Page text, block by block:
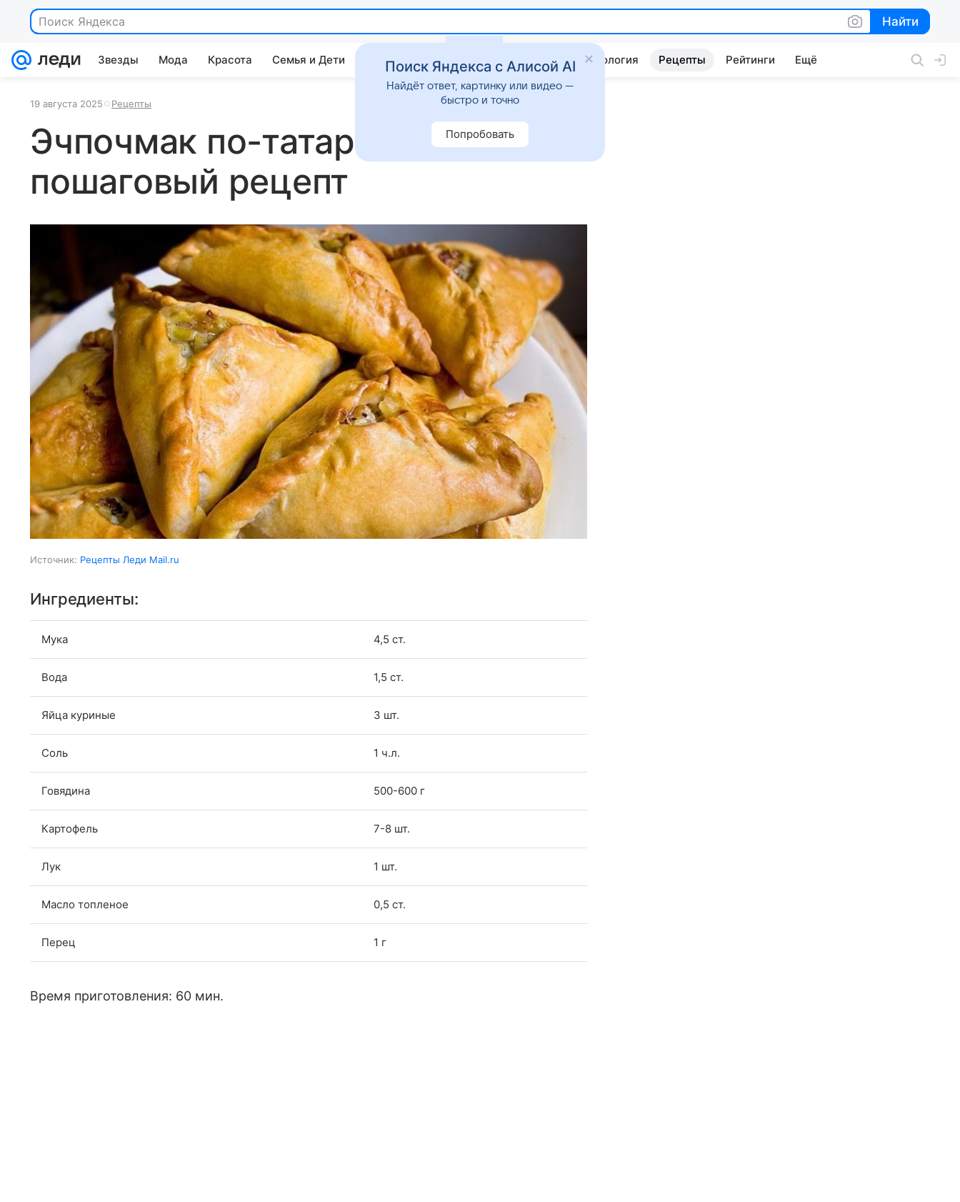
Поиск Яндекса Найти
Найти
Звезды Мода Красота Семья и Дети Дом Гороскопы Стиль жизни Психология Рецепты Рейтинги Ещё
19 августа 2025 Рецепты
Эчпочмак по-татарски:
пошаговый рецепт
Источник: Рецепты Леди Mail.ru
Ингредиенты:
Мука 4,5 ст.
Вода 1,5 ст.
Яйца куриные 3 шт.
Соль 1 ч.л.
Говядина 500-600 г
Картофель 7-8 шт.
Лук 1 шт.
Масло топленое 0,5 ст.
Перец 1 г
Время приготовления: 60 мин.
Поиск Яндекса с Алисой AI
Найдёт ответ, картинку или видео —
быстро и точно
Попробовать